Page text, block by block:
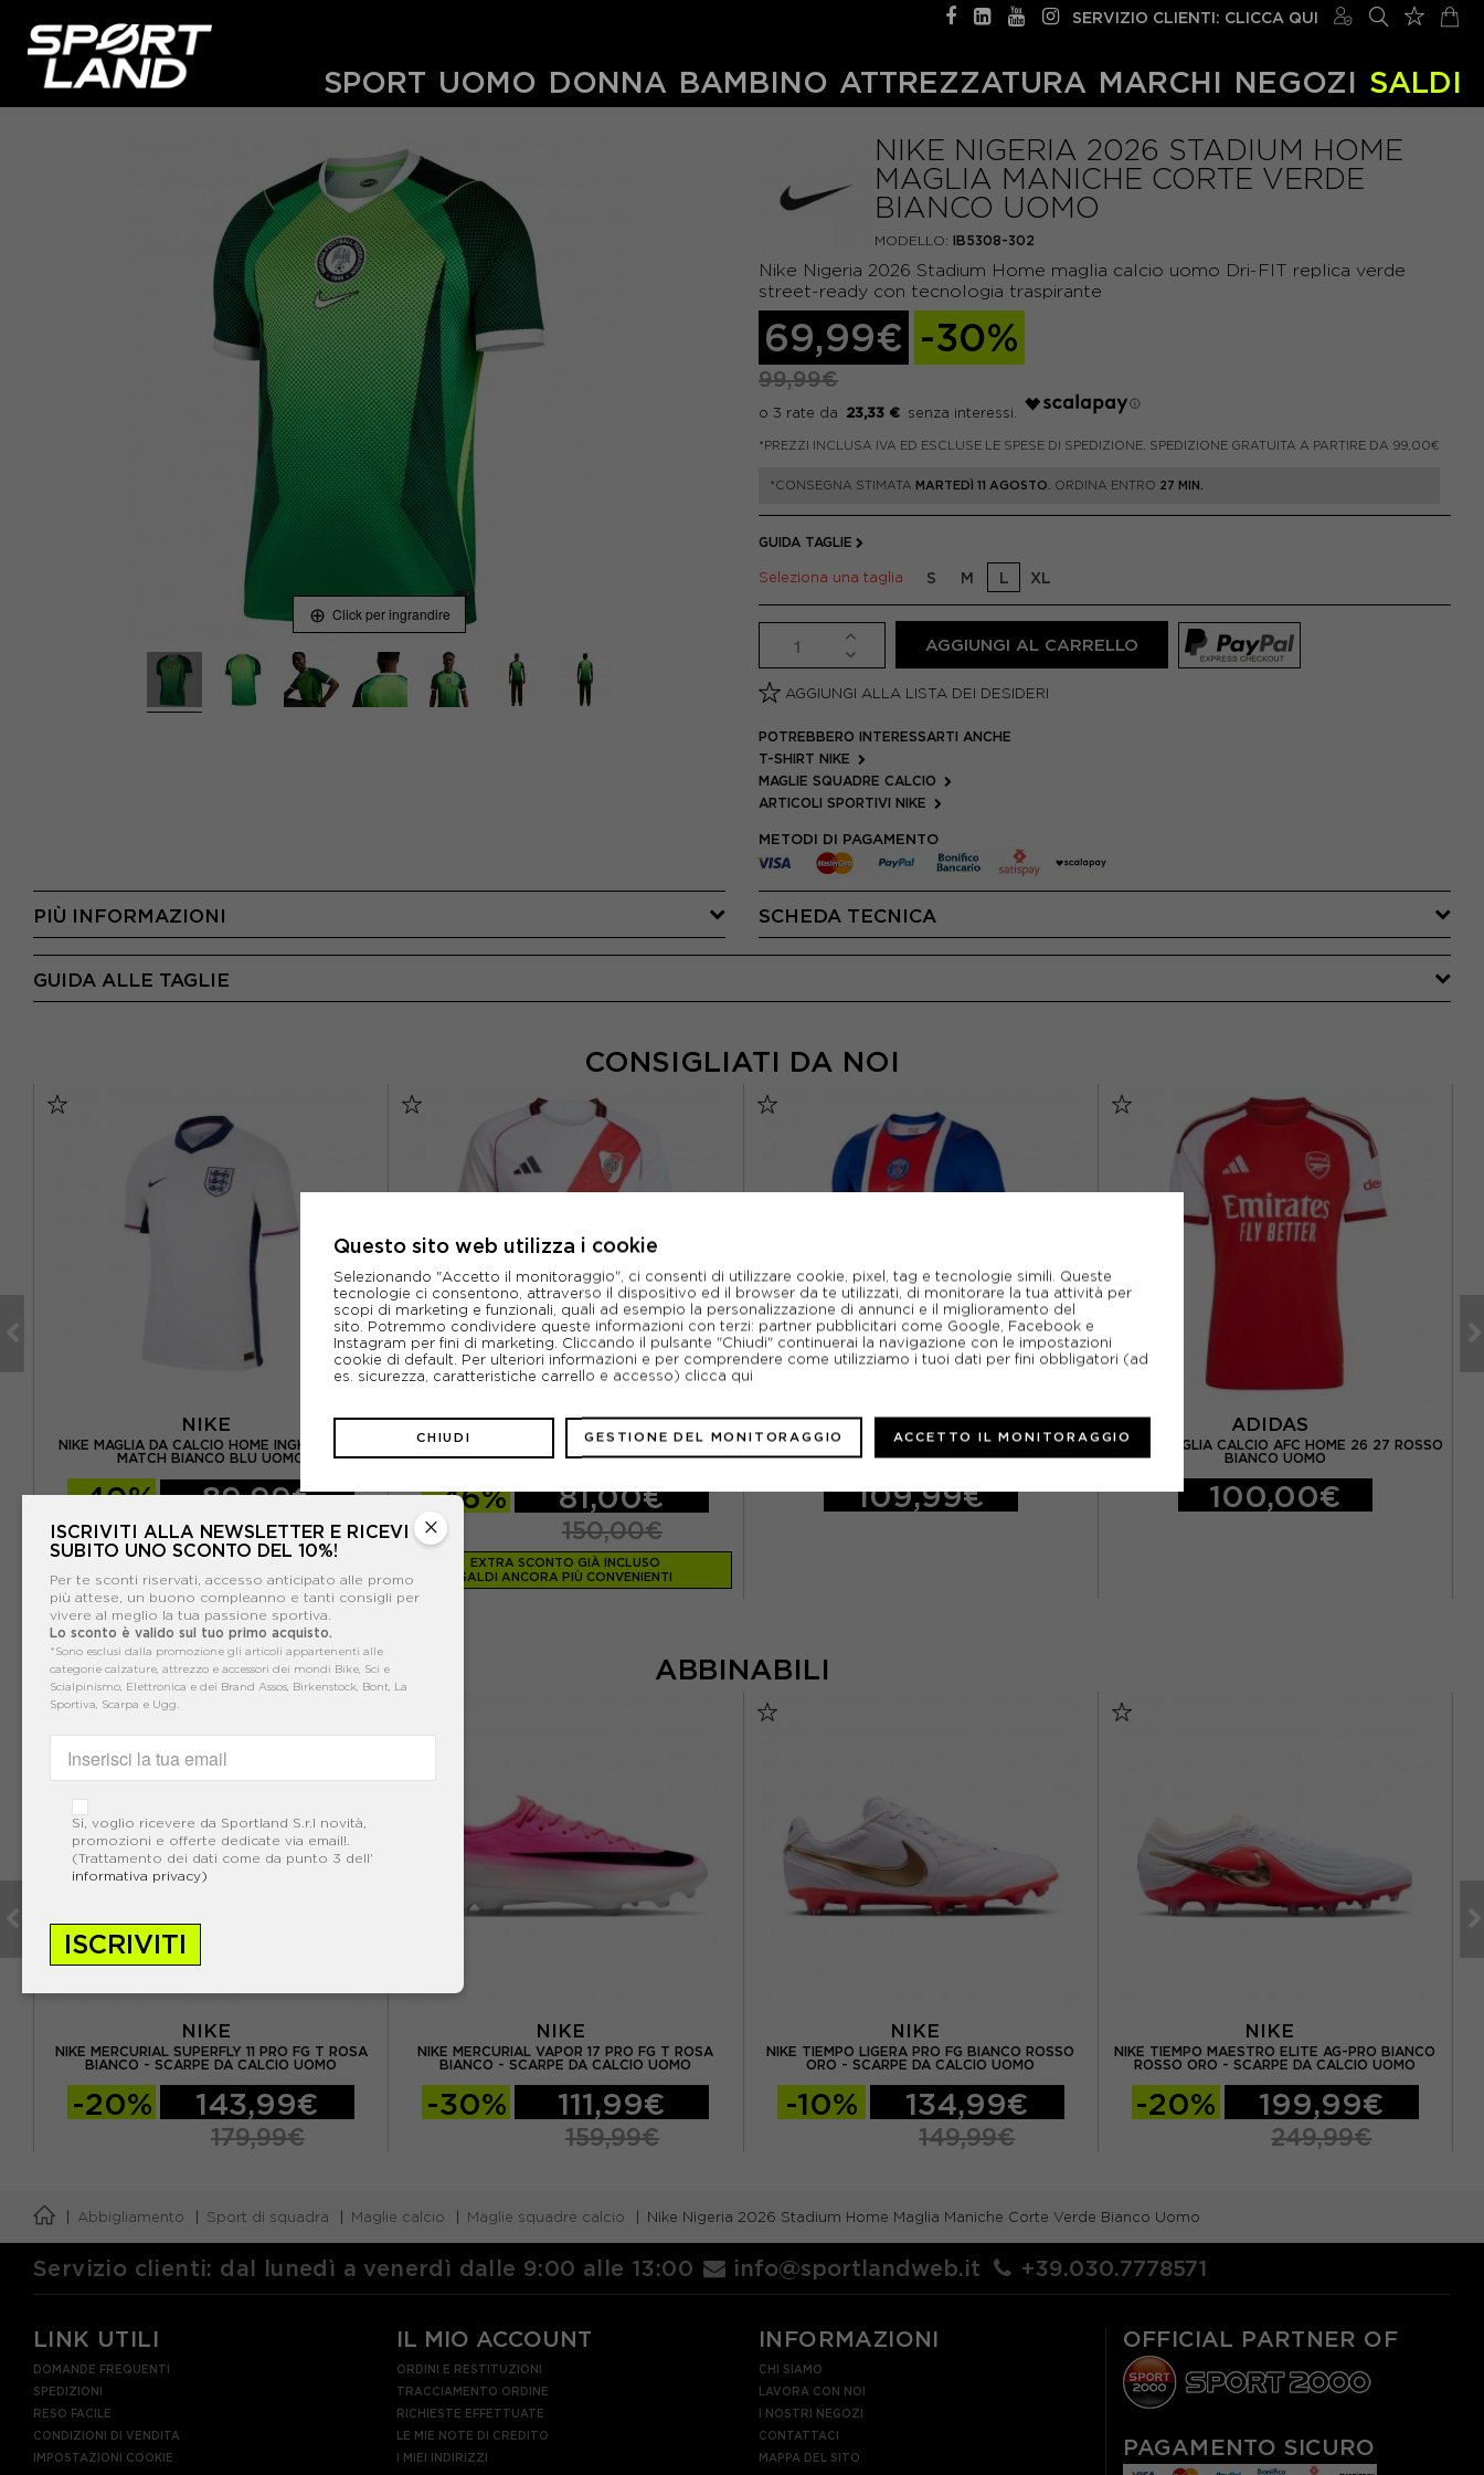
SERVIZIO CLIENTI: CLICCA QUI
SPORT UOMO DONNA BAMBINO ATTREZZATURA MARCHI NEGOZI SALDI
Click per ingrandire
NIKE NIGERIA 2026 STADIUM HOME
MAGLIA MANICHE CORTE VERDE
BIANCO UOMO
MODELLO: IB5308-302
Nike Nigeria 2026 Stadium Home maglia calcio uomo Dri-FIT replica verde
street-ready con tecnologia traspirante
69,99€ -30%
99,99€
23,33 €
*PREZZI INCLUSA IVA ED ESCLUSE LE SPESE DI SPEDIZIONE. SPEDIZIONE GRATUITA A PARTIRE DA 99,00€
*CONSEGNA STIMATA MARTEDÌ 11 AGOSTO. ORDINA ENTRO 27 MIN.
GUIDA TAGLIE
Seleziona una taglia S M L XL
AGGIUNGI AL CARRELLO
AGGIUNGI ALLA LISTA DEI DESIDERI
POTREBBERO INTERESSARTI ANCHE
T-SHIRT NIKE
MAGLIE SQUADRE CALCIO
ARTICOLI SPORTIVI NIKE
METODI DI PAGAMENTO
PIÙ INFORMAZIONI SCHEDA TECNICA
GUIDA ALLE TAGLIE
CONSIGLIATI DA NOI
NIKE
NIKE MAGLIA DA CALCIO HOME INGHILTERRA
MATCH BIANCO BLU UOMO
-40% 89,99€
149,99€
ADIDAS
ADIDAS MAGLIA MANICHE CORTE RIVER PLATE
HOME BIANCO ROSSO UOMO
-46% 81,00€
150,00€
EXTRA SCONTO GIÀ INCLUSO
SALDI ANCORA PIÙ CONVENIENTI
NIKE
NIKE MAGLIA MANICHE CORTE PSG HOME 26 27
BLU BIANCO ROSSO UOMO
109,99€
ADIDAS
ADIDAS MAGLIA CALCIO AFC HOME 26 27 ROSSO
BIANCO UOMO
100,00€
ABBINABILI
NIKE
NIKE MERCURIAL SUPERFLY 11 PRO FG T ROSA
BIANCO - SCARPE DA CALCIO UOMO
-20% 143,99€
179,99€
NIKE
NIKE MERCURIAL VAPOR 17 PRO FG T ROSA
BIANCO - SCARPE DA CALCIO UOMO
-30% 111,99€
159,99€
NIKE
NIKE TIEMPO LIGERA PRO FG BIANCO ROSSO
ORO - SCARPE DA CALCIO UOMO
-10% 134,99€
149,99€
NIKE
NIKE TIEMPO MAESTRO ELITE AG-PRO BIANCO
ROSSO ORO - SCARPE DA CALCIO UOMO
-20% 199,99€
249,99€
Abbigliamento Sport di squadra Maglie calcio Maglie squadre calcio Nike Nigeria 2026 Stadium Home Maglia Maniche Corte Verde Bianco Uomo
×
ISCRIVITI ALLA NEWSLETTER E RICEVI
SUBITO UNO SCONTO DEL 10%!
Per te sconti riservati, accesso anticipato alle promo
più attese, un buono compleanno e tanti consigli per
vivere al meglio la tua passione sportiva.
Lo sconto è valido sul tuo primo acquisto.
*Sono esclusi dalla promozione gli articoli appartenenti alle
categorie calzature, attrezzo e accessori dei mondi Bike, Sci e
Scialpinismo, Elettronica e dei Brand Assos, Birkenstock, Bont, La
Sportiva, Scarpa e Ugg.
Si, voglio ricevere da Sportland S.r.l novità,
promozioni e offerte dedicate via email!.
(Trattamento dei dati come da punto 3 dell'
informativa privacy)
ISCRIVITI
Servizio clienti: dal lunedì a venerdì dalle 9:00 alle 13:00 info@sportlandweb.it +39.030.7778571
LINK UTILI
DOMANDE FREQUENTI
SPEDIZIONI
RESO FACILE
CONDIZIONI DI VENDITA
IMPOSTAZIONI COOKIE
IL MIO ACCOUNT
ORDINI E RESTITUZIONI
TRACCIAMENTO ORDINE
RICHIESTE EFFETTUATE
LE MIE NOTE DI CREDITO
I MIEI INDIRIZZI
INFORMAZIONI
CHI SIAMO
LAVORA CON NOI
I NOSTRI NEGOZI
CONTATTACI
MAPPA DEL SITO
OFFICIAL PARTNER OF
PAGAMENTO SICURO
Questo sito web utilizza i cookie
Selezionando "Accetto il monitoraggio", ci consenti di utilizzare cookie, pixel, tag e tecnologie simili. Queste
tecnologie ci consentono, attraverso il dispositivo ed il browser da te utilizzati, di monitorare la tua attività per
scopi di marketing e funzionali, quali ad esempio la personalizzazione di annunci e il miglioramento del
sito. Potremmo condividere queste informazioni con terzi: partner pubblicitari come Google, Facebook e
Instagram per fini di marketing. Cliccando il pulsante "Chiudi" continuerai la navigazione con le impostazioni
cookie di default. Per ulteriori informazioni e per comprendere come utilizziamo i tuoi dati per fini obbligatori (ad
es. sicurezza, caratteristiche carrello e accesso) clicca qui
CHIUDI GESTIONE DEL MONITORAGGIO ACCETTO IL MONITORAGGIO